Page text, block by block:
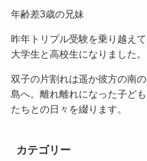
年齢差3歳の兄妹
昨年トリプル受験を乗り越えて
大学生と高校生になりました。
双子の片割れは遥か彼方の南の
島へ。離れ離れになった子ども
たちとの日々を綴ります。
カテゴリー